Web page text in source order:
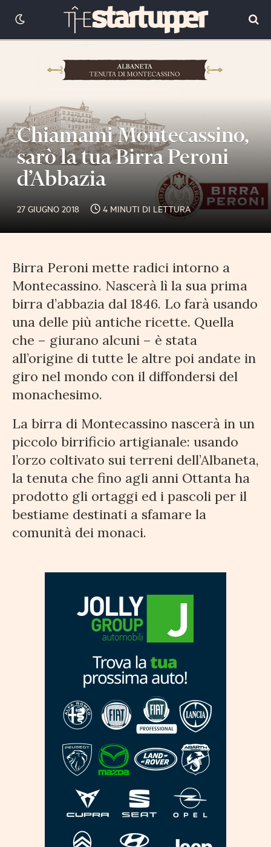
Chiamami Montecassino,
sarò la tua Birra Peroni
d’Abbazia
27 GIUGNO 2018 4 MINUTI DI LETTURA
Birra Peroni mette radici intorno a
Montecassino. Nascerà lì la sua prima
birra d’abbazia dal 1846. Lo farà usando
una delle più antiche ricette. Quella
che – giurano alcuni – è stata
all’origine di tutte le altre poi andate in
giro nel mondo con il diffondersi del
monachesimo.
La birra di Montecassino nascerà in un
piccolo birrificio artigianale: usando
l’orzo coltivato sui terreni dell’Albaneta,
la tenuta che fino agli anni Ottanta ha
prodotto gli ortaggi ed i pascoli per il
bestiame destinati a sfamare la
comunità dei monaci.